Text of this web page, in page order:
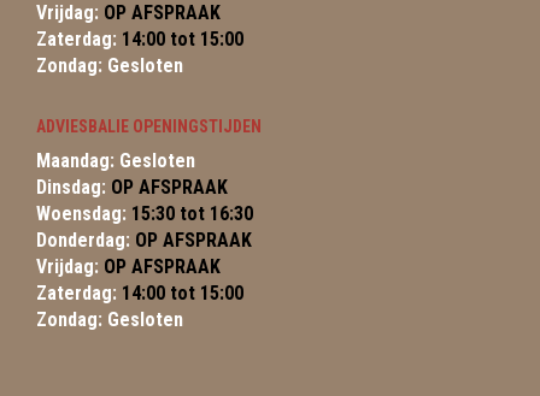
Vrijdag: OP AFSPRAAK
Zaterdag: 14:00 tot 15:00
Zondag: Gesloten
ADVIESBALIE OPENINGSTIJDEN
Maandag: Gesloten
Dinsdag: OP AFSPRAAK
Woensdag: 15:30 tot 16:30
Donderdag: OP AFSPRAAK
Vrijdag: OP AFSPRAAK
Zaterdag: 14:00 tot 15:00
Zondag: Gesloten